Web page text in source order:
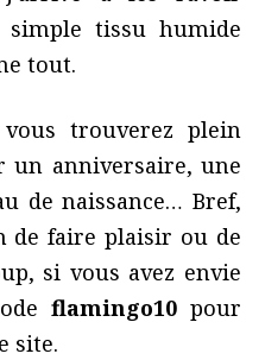
tissu humide
tout.
vous trouverez plein
un anniversaire, une
de naissance… Bref,
de faire plaisir ou de
si vous avez envie
flamingo10 pour
site.